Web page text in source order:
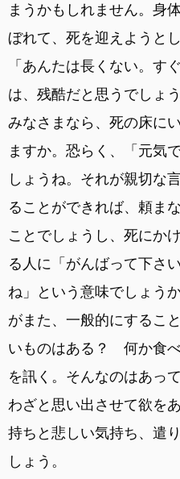
まうかもしれません。身
ぼれて、死を迎えようと
「あんたは長くない。す
は、残酷だと思うでしょう
みなさまなら、死の床に
ますか。恐らく、「元気
しょうね。それが親切な
ることができれば、頼ま
ことでしょうし、死にか
る人に「がんばって下さ
ね」という意味でしょう
がまた、一般的にするこ
いものはある？ 何か食
を訊く。そんなのはあっ
わざと思い出させて欲を
持ちと悲しい気持ち、遣
しょう。